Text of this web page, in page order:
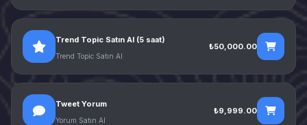
Trend Topic Satın Al (5 saat)
Trend Topic Satın Al
₺50,000.00
Tweet Yorum
Yorum Satın Al
₺9,999.00